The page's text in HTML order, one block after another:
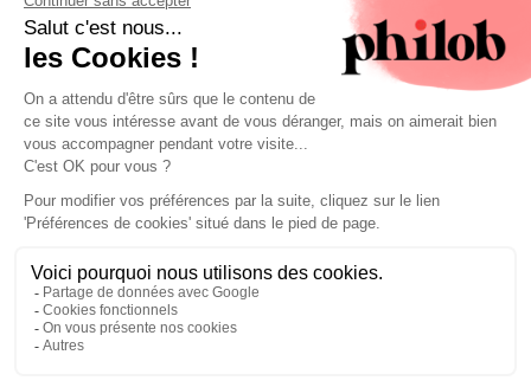
ESTIMATION GRATUITE
PHILOB
MENTIONS LÉGALES